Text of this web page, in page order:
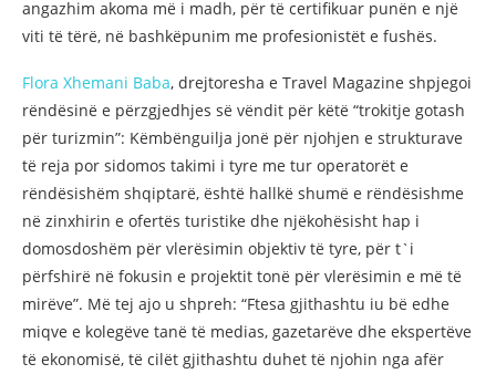
angazhim akoma më i madh, për të certifikuar punën e një
viti të tërë, në bashkëpunim me profesionistët e fushës.
Flora Xhemani Baba, drejtoresha e Travel Magazine shpjegoi
rëndësinë e përzgjedhjes së vëndit për këtë “trokitje gotash
për turizmin”: Këmbënguilja jonë për njohjen e strukturave
të reja por sidomos takimi i tyre me tur operatorët e
rëndësishëm shqiptarë, është hallkë shumë e rëndësishme
në zinxhirin e ofertës turistike dhe njëkohësisht hap i
domosdoshëm për vlerësimin objektiv të tyre, për t`i
përfshirë në fokusin e projektit tonë për vlerësimin e më të
mirëve”. Më tej ajo u shpreh: “Ftesa gjithashtu iu bë edhe
miqve e kolegëve tanë të medias, gazetarëve dhe ekspertëve
të ekonomisë, të cilët gjithashtu duhet të njohin nga afër